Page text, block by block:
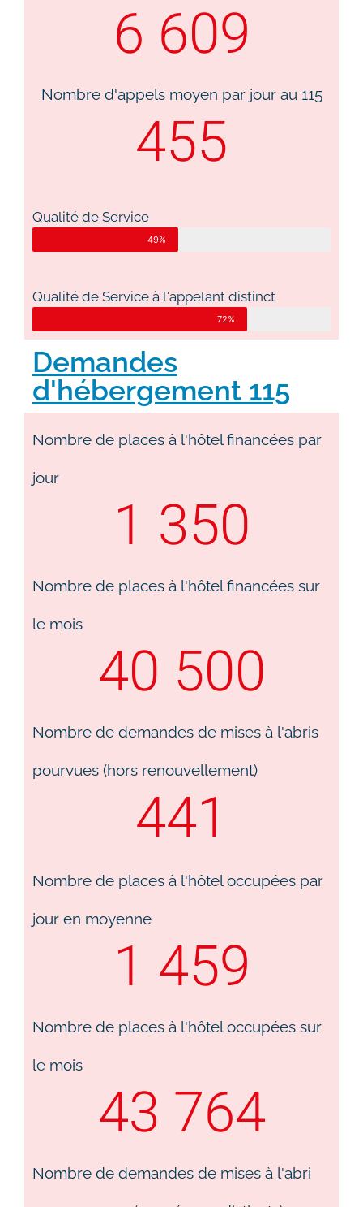
6 609
Nombre d'appels moyen par jour au 115
455
Qualité de Service
49%
Qualité de Service à l'appelant distinct
72%
Demandes
d'hébergement 115
Nombre de places à l'hôtel financées par
jour
1 350
Nombre de places à l'hôtel financées sur
le mois
40 500
Nombre de demandes de mises à l'abris
pourvues (hors renouvellement)
441
Nombre de places à l'hôtel occupées par
jour en moyenne
1 459
Nombre de places à l'hôtel occupées sur
le mois​
43 764
Nombre de demandes de mises à l'abri